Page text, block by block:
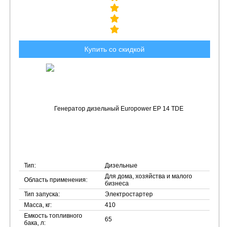
Купить со скидкой
Тип:
Дизельные
Область применения:
Для дома, хозяйства и малого
бизнеса
Тип запуска:
Электростартер
Масса, кг:
410
Емкость топливного
бака, л:
65